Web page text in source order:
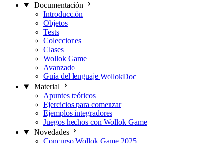
Documentación
Introducción
Objetos
Tests
Colecciones
Clases
Wollok Game
Avanzado
Guía del lenguaje WollokDoc
Material
Apuntes teóricos
Ejercicios para comenzar
Ejemplos integradores
Juegos hechos con Wollok Game
Novedades
Concurso Wollok Game 2025